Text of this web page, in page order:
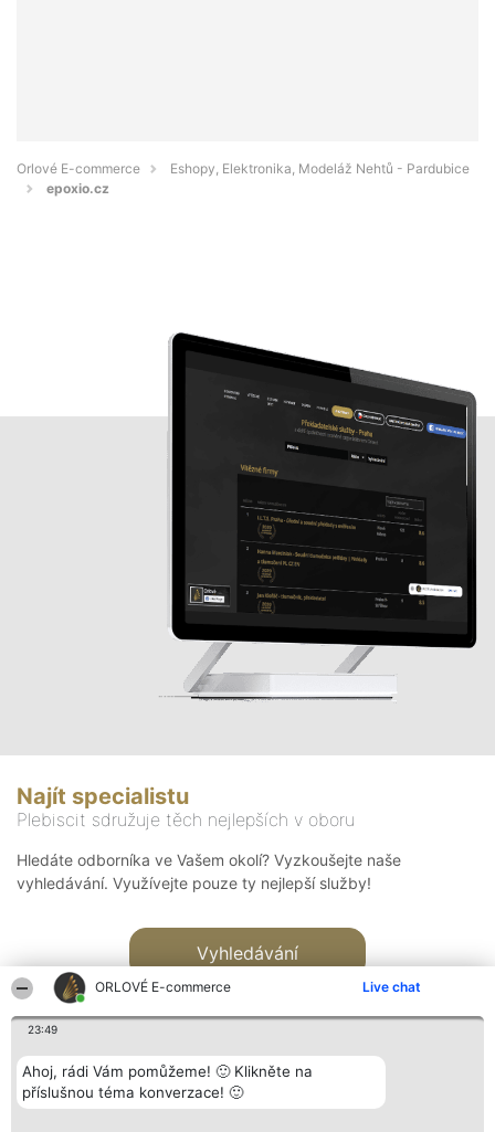
ORLOVÉ E-commerce Live chat
23:49
Ahoj, rádi Vám pomůžeme! 🙂 Klikněte na
příslušnou téma konverzace! 🙂
Orlové E-commerce
Eshopy, Elektronika, Modeláž Nehtů - Pardubice
epoxio.cz
Najít specialistu
Plebiscit sdružuje těch nejlepších v oboru
Hledáte odborníka ve Vašem okolí? Vyzkoušejte naše
vyhledávání. Využívejte pouze ty nejlepší služby!
Vyhledávání